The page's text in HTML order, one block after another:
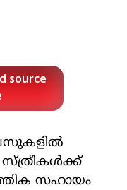
source
സഹായം